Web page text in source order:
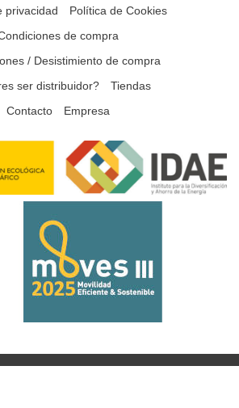
privacidad
Política de Cookies
de compra
/ Desistimiento de compra
ser distribuidor?
Tiendas
Contacto
Empresa